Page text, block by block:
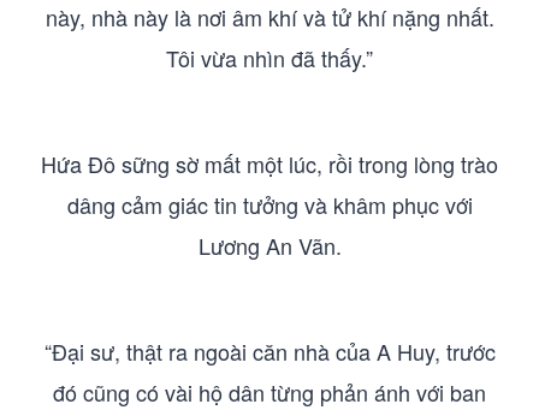
này, nhà này là nơi âm khí và tử khí nặng nhất.
Tôi vừa nhìn đã thấy.”
Hứa Đô sững sờ mất một lúc, rồi trong lòng trào
dâng cảm giác tin tưởng và khâm phục với
Lương An Vãn.
“Đại sư, thật ra ngoài căn nhà của A Huy, trước
đó cũng có vài hộ dân từng phản ánh với ban